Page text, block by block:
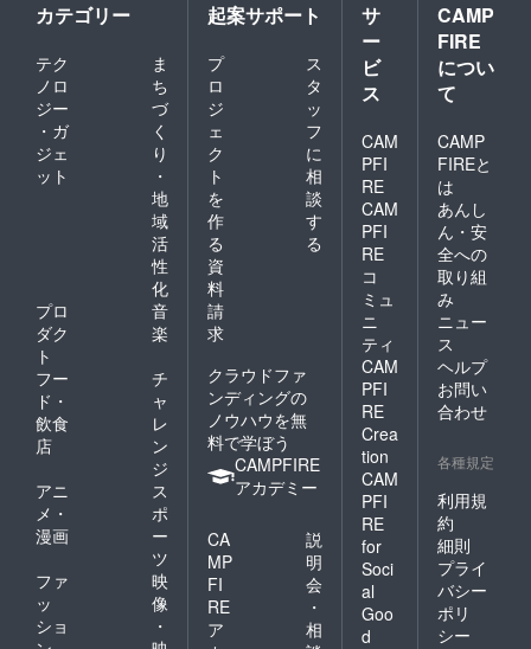
カテゴリー
テク
ノロ
ジー
・ガ
ジェ
ット
ま
ち
づ
く
り
・
地
域
活
性
化
プロ
ダク
ト
音
楽
フー
ド・
飲食
店
チ
ャ
レ
ン
ジ
アニ
メ・
漫画
ス
ポ
ー
ツ
ファ
ッ
ショ
映
像
・
起案サポート
プ
ロ
ジ
ェ
ク
ト
を
作
る
ス
タ
ッ
フ
に
相
談
す
る
資
料
請
求
クラウドファ
ンディングの
ノウハウを無
料で学ぼう
CAMPFIRE
アカデミー
CA
MP
FI
RE
ア
説
明
会
・
相
サ
ー
ビ
ス
CAM
PFI
RE
CAM
PFI
RE
コ
ミュ
ニ
ティ
CAM
PFI
RE
Crea
tion
CAM
PFI
RE
for
Soci
al
Goo
d
CAMP
FIRE
につい
て
CAMP
FIREと
は
あんし
ん・安
全への
取り組
み
ニュー
ス
ヘルプ
お問い
合わせ
各種規定
利用規
約
細則
プライ
バシー
ポリ
シー